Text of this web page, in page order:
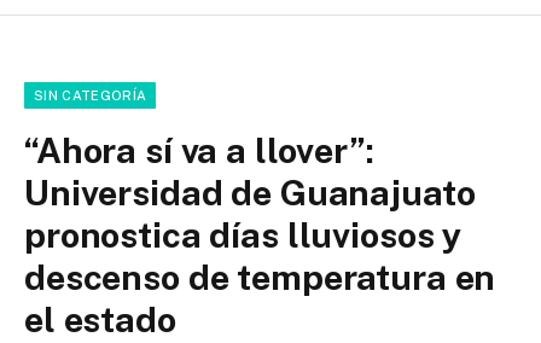
SIN CATEGORÍA
“Ahora sí va a llover”:
Universidad de Guanajuato
pronostica días lluviosos y
descenso de temperatura en
el estado